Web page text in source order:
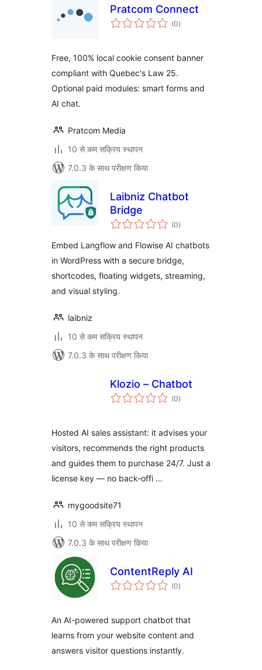
Pratcom Connect
(0कुल
दर)
Free, 100% local cookie consent banner
compliant with Quebec's Law 25.
Optional paid modules: smart forms and
AI chat.
Pratcom Media
10 से कम सक्रिय स्थापन
7.0.3 के साथ परीक्षण किया
Laibniz Chatbot
Bridge
(0कुल
दर)
Embed Langflow and Flowise AI chatbots
in WordPress with a secure bridge,
shortcodes, floating widgets, streaming,
and visual styling.
laibniz
10 से कम सक्रिय स्थापन
7.0.3 के साथ परीक्षण किया
Klozio – Chatbot
(0कुल
दर)
Hosted AI sales assistant: it advises your
visitors, recommends the right products
and guides them to purchase 24/7. Just a
license key — no back-offi …
mygoodsite71
10 से कम सक्रिय स्थापन
7.0.3 के साथ परीक्षण किया
ContentReply AI
(0कुल
दर)
An AI-powered support chatbot that
learns from your website content and
answers visitor questions instantly.